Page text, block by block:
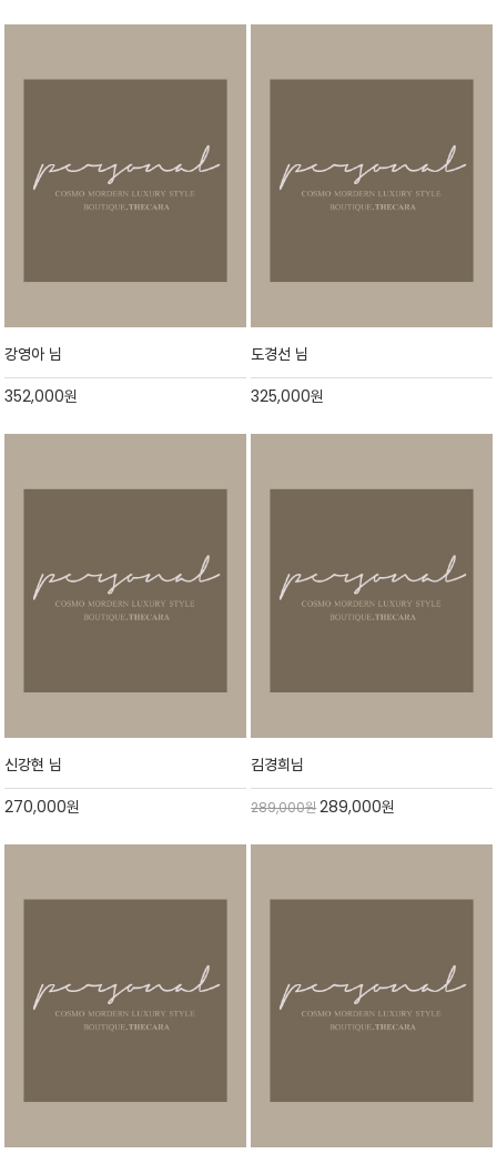
강영아 님
352,000원
도경선 님
325,000원
신강현 님
270,000원
김경희님
289,000원289,000원